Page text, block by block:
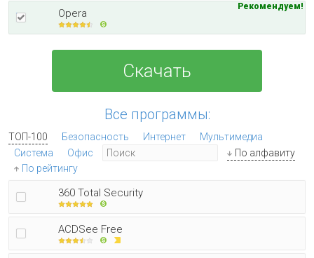
Opera
Рекомендуем!
Скачать
Все программы:
ТОП-100 Безопасность Интернет
Мультимедиа
Система
Офис
По алфавиту
По рейтингу
360 Total Security
ACDSee Free